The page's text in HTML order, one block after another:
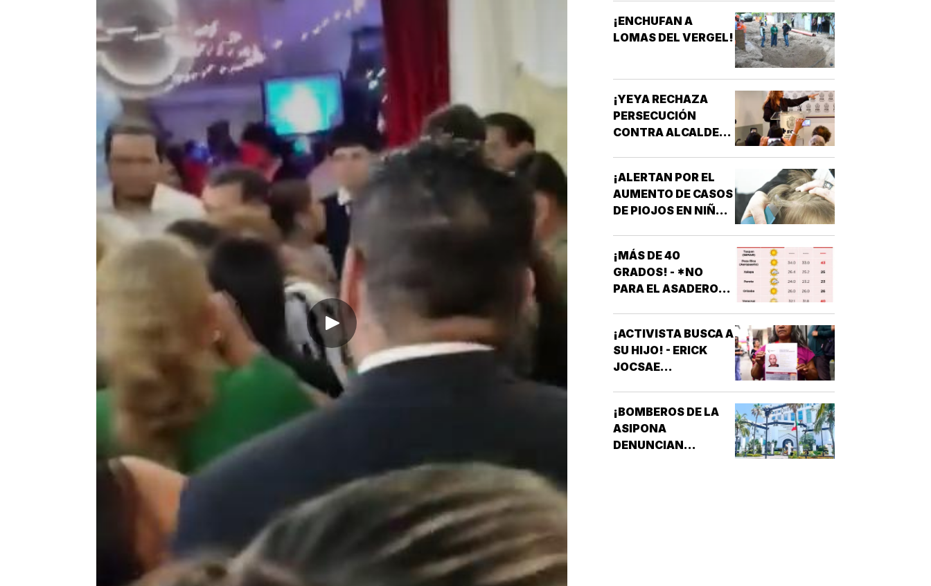
¡ENCHUFAN A
LOMAS DEL VERGEL!
¡YEYA RECHAZA
PERSECUCIÓN
CONTRA ALCALDES!
¡ALERTAN POR EL
AUMENTO DE CASOS
DE PIOJOS EN NIÑOS
¡MÁS DE 40
GRADOS! - *NO
PARA EL ASADERO
¡ACTIVISTA BUSCA A
SU HIJO! - ERICK
JOCSAE
¡BOMBEROS DE LA
ASIPONA
DENUNCIAN